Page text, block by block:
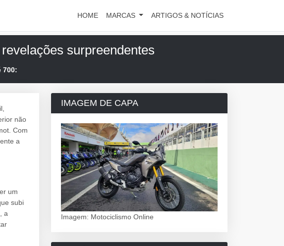
HOME MARCAS ARTIGOS & NOTÍCIAS
surpreendentes
700:
não
Com
a
um
subi
a
IMAGEM DE CAPA
Imagem: Motociclismo Online